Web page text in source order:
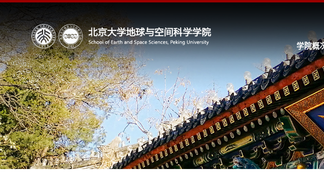
学院概